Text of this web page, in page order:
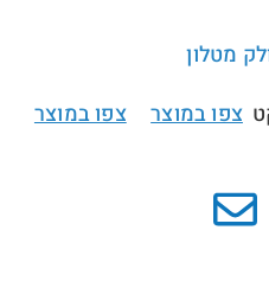
מטלון
צפו במוצר צפו במוצר